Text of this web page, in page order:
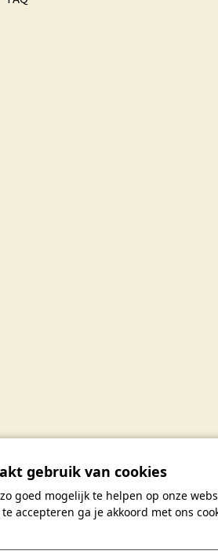
gebruik van cookies
goed mogelijk te helpen op onze
te accepteren ga je akkoord met ons